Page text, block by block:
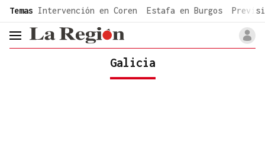
common.go-to-content
Temas Intervención en Coren Estafa en Burgos
header.menu.open
Galicia